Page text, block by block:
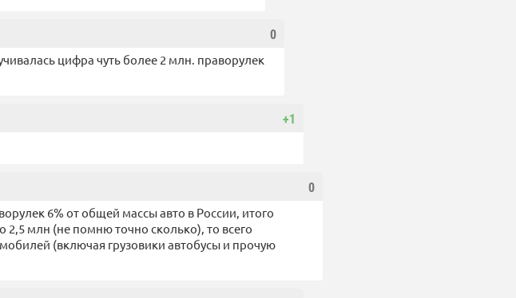
0
цифра чуть более 2 млн. праворулек
+1
0
6% от общей массы авто в России, итого
2,5 млн (не помню точно сколько), то всего
(включая грузовики автобусы и прочую